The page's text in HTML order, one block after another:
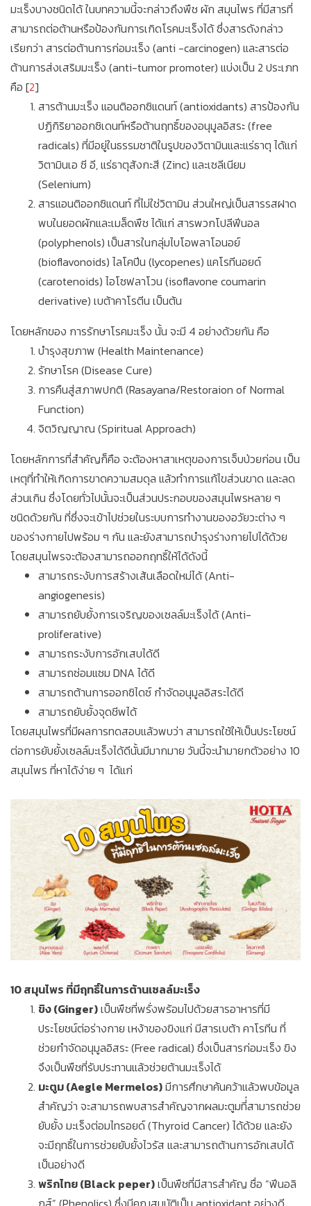
มะเร็งบางชนิดได้ ในบทความนี้จะกล่าวถึงพืช ผัก สมุนไพร ที่มีสารที่
สามารถต่อต้านหรือป้องกันการเกิดโรคมะเร็งได้ ซึ่งสารดังกล่าว
เรียกว่า สารต่อต้านการก่อมะเร็ง (anti -carcinogen) และสารต่อ
ต้านการส่งเสริมมะเร็ง (anti-tumor promoter) แบ่งเป็น 2 ประเภท
คือ [2]
สารต้านมะเร็ง แอนติออกซิแดนท์ (antioxidants) สารป้องกัน
ปฏิกิริยาออกซิเดนท์หรือต้านฤทธิ์ของอนุมูลอิสระ (free
radicals) ที่มีอยู่ในธรรมชาติในรูปของวิตามินและแร่ธาตุ ได้แก่
วิตามินเอ ซี อี, แร่ธาตุสังกะสี (Zinc) และเซลีเนียม
(Selenium)
สารแอนติออกซิแดนท์ ที่ไม่ใช่วิตามิน ส่วนใหญ่เป็นสารรสฝาด
พบในยอดผักและเมล็ดพืช ได้แก่ สารพวกโปลีฟีนอล
(polyphenols) เป็นสารในกลุ่มไบโอพลาโอนอย์
(bioflavonoids) ไลโคปีน (lycopenes) แคโรทีนอยด์
(carotenoids) ไอโซฟลาโวน (isoflavone coumarin
derivative) เบต้าคาโรตีน เป็นต้น
โดยหลักของ การรักษาโรคมะเร็ง นั้น จะมี 4 อย่างด้วยกัน คือ
บำรุงสุขภาพ (Health Maintenance)
รักษาโรค (Disease Cure)
การคืนสู่สภาพปกติ (Rasayana/Restoraion of Normal
Function)
จิตวิญญาณ (Spiritual Approach)
โดยหลักการที่สำคัญก็คือ จะต้องหาสาเหตุของการเจ็บป่วยก่อน เป็น
เหตุที่ทำให้เกิดการขาดความสมดุล แล้วทำการแก้ไขส่วนขาด และลด
ส่วนเกิน ซึ่งโดยทั่วไปนั้นจะเป็นส่วนประกอบของสมุนไพรหลาย ๆ
ชนิดด้วยกัน ที่ซึ่งจะเข้าไปช่วยในระบบการทำงานของอวัยวะต่าง ๆ
ของร่างกายไปพร้อม ๆ กัน และยังสามารถบำรุงร่างกายไปได้ด้วย
โดยสมุนไพรจะต้องสามารถออกฤทธิ์ให้ได้ดังนี้
สามารถระงับการสร้างเส้นเลือดใหม่ได้ (Anti-
angiogenesis)
สามารถยับยั้งการเจริญของเซลล์มะเร็งได้ (Anti-
proliferative)
สามารถระงับการอักเสบได้ดี
สามารถซ่อมแซม DNA ได้ดี
สามารถต้านการออกซิไดซ์ กำจัดอนุมูลอิสระได้ดี
สามารถยับยั้งจุดชีพได้
โดยสมุนไพรที่มีผลการทดสอบแล้วพบว่า สามารถใช้ให้เป็นประโยชน์
ต่อการยับยั้งเซลล์มะเร็งได้ดีนั้นมีมากมาย วันนี้จะนำมายกตัวอย่าง 10
สมุนไพร ที่หาได้ง่าย ๆ ได้แก่
10 สมุนไพร ที่มีฤทธิ์ในการต้านเซลล์มะเร็ง
ขิง (Ginger)เป็นพืชที่พรั่งพร้อมไปด้วยสารอาหารที่มี
ประโยชน์ต่อร่างกาย เหง้าของขิงแก่ มีสารเบต้า คาโรทีน ที่
ช่วยกำจัดอนุมูลอิสระ (Free radical) ซึ่งเป็นสารก่อมะเร็ง ขิง
จึงเป็นพืชที่รับประทานแล้วช่วยต้านมะเร็งได้
มะตูม (Aegle Mermelos)มีการศึกษาค้นคว้าแล้วพบข้อมูล
สำคัญว่า จะสามารถพบสารสำคัญจากผลมะตูมที่่สามารถช่วย
ยับยั้ง มะเร็งต่อมไทรอยด์ (Thyroid Cancer) ได้ด้วย และยัง
จะมีฤทธิ์ในการช่วยยับยั้งไวรัส และสามารถต้านการอักเสบได้
เป็นอย่างดี
พริกไทย (Black peper)เป็นพืชที่มีสารสำคัญ ชื่อ “ฟีนอลิ